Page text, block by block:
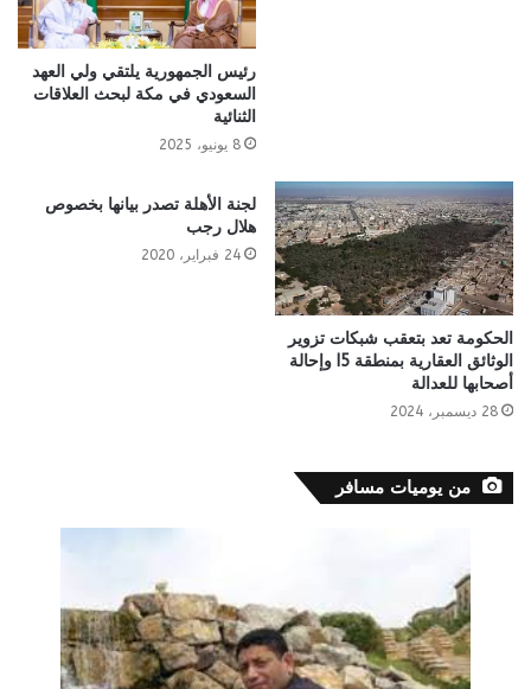
رئيس الجمهورية يلتقي ولي العهد
السعودي في مكة لبحث العلاقات
الثنائية
8 يونيو، 2025
الحكومة تعد بتعقب شبكات تزوير
الوثائق العقارية بمنطقة I5 وإحالة
أصحابها للعدالة
28 ديسمبر، 2024
لجنة الأهلة تصدر بيانها بخصوص
هلال رجب
24 فبراير، 2020
من يوميات مسافر